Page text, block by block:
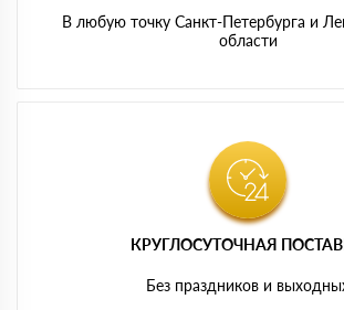
В любую точку Санкт-Петербурга и
области
КРУГЛОСУТОЧНАЯ
Без праздников и